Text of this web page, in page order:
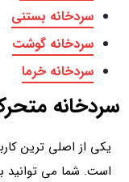
سردخانه بستنی
سردخانه گوشت
سردخانه خرما
سردخانه
یکی از اصلی ترین
است. شما می توانید